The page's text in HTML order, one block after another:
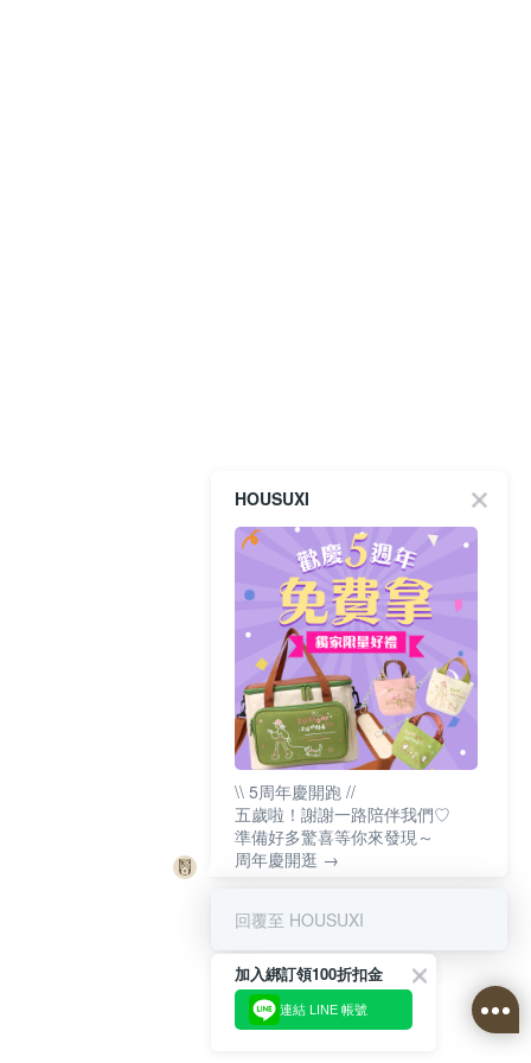
HOUSUXI
\\ 5周年慶開跑 //
五歲啦！謝謝一路陪伴我們♡
準備好多驚喜等你來發現～
周年慶開逛 →
回覆至 HOUSUXI
加入綁訂領100折扣金
連結 LINE 帳號